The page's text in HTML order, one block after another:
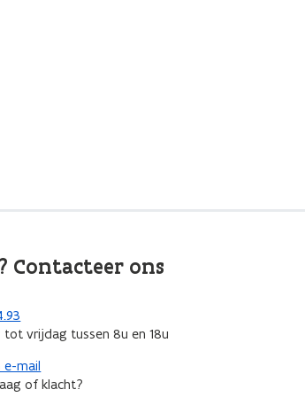
ons
tot vrijdag tussen 8u en 18u
e-mail
of klacht?